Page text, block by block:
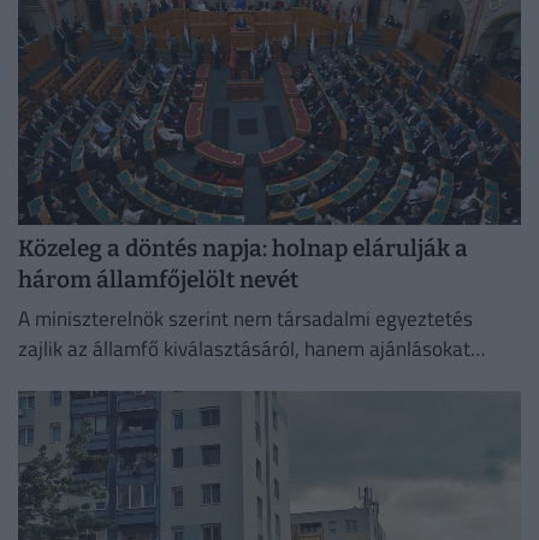
Közeleg a döntés napja: holnap elárulják a
három államfőjelölt nevét
A miniszterelnök szerint nem társadalmi egyeztetés
zajlik az államfő kiválasztásáról, hanem ajánlásokat